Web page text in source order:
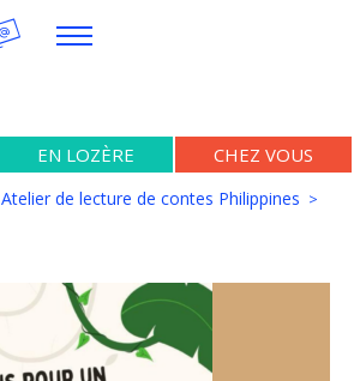
EN LOZÈRE CHEZ VOUS
Atelier de lecture de contes Philippines